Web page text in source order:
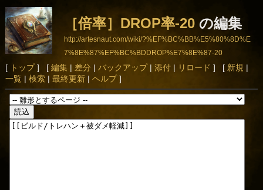
［倍率］DROP率-20の編集
http://artesnaut.com/wiki/?%EF%BC%BB%E5%80%8D%E
7%8E%87%EF%BC%BDDROP%E7%8E%87-20
[ トップ] [ 編集| 差分 | バックアップ| 添付| リロード ] [ 新規 |
一覧| 検索| 最終更新| ヘルプ]